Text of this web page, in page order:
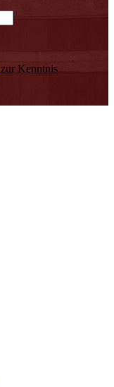
zur Kenntnis